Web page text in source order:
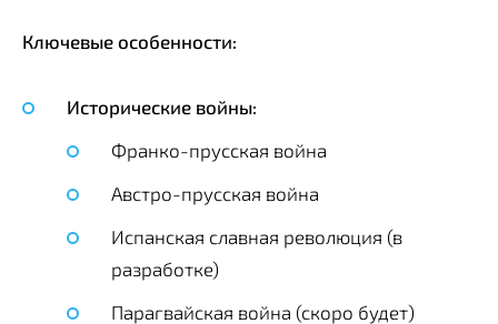
Ключевые особенности:
Исторические войны:
Франко-прусская война
Австро-прусская война
Испанская славная революция (в
разработке)
Парагвайская война (скоро будет)